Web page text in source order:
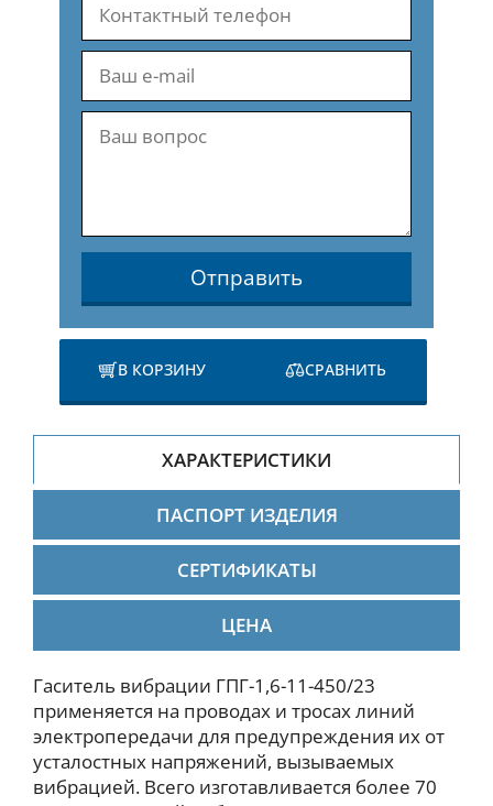
Отправить
В КОРЗИНУ СРАВНИТЬ
ХАРАКТЕРИСТИКИ
ПАСПОРТ ИЗДЕЛИЯ
СЕРТИФИКАТЫ
ЦЕНА
Гаситель вибрации ГПГ-1,6-11-450/23
применяется на проводах и тросах линий
электропередачи для предупреждения их от
усталостных напряжений, вызываемых
вибрацией. Всего изготавливается более 70